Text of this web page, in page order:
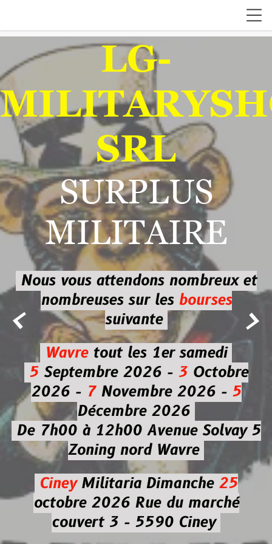
 
LG-
SRL
SURPLUS
MILITAIRE
Nous vous attendons nombreux et
nombreuses sur les bourses
suivante
Wavretout les 1er samedi
5Septembre 2026 - 3Octobre
2026 -7Novembre 2026 - 5
Décembre 2026
De 7h00 à 12h00 Avenue Solvay 5
Zoning nord Wavre
CineyMilitaria Dimanche 25
octobre 2026Rue du marché
couvert 3 - 5590 Ciney